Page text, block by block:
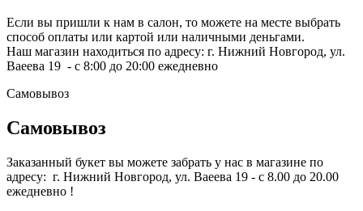
Если вы пришли к нам в салон, то можете на месте выбрать
способ оплаты или картой или наличными деньгами.
Наш магазин находиться по адресу: г. Нижний Новгород, ул.
Ваеева 19 - с 8:00 до 20:00 ежедневно
Самовывоз
Самовывоз
Заказанный букет вы можете забрать у нас в магазине по
адресу: г. Нижний Новгород, ул. Ваеева 19 - с 8.00 до 20.00
ежедневно !